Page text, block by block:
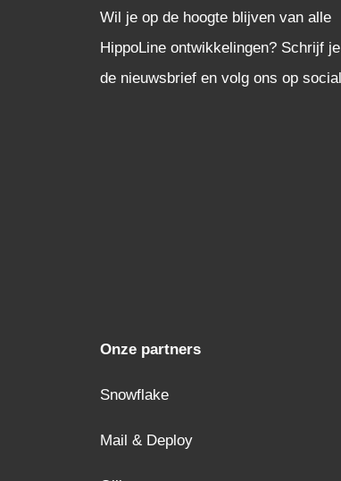
Wil je op de hoogte blijven van alle
HippoLine ontwikkelingen? Schrijf
de nieuwsbrief en volg ons op
Onze partners
Snowflake
Mail & Deploy